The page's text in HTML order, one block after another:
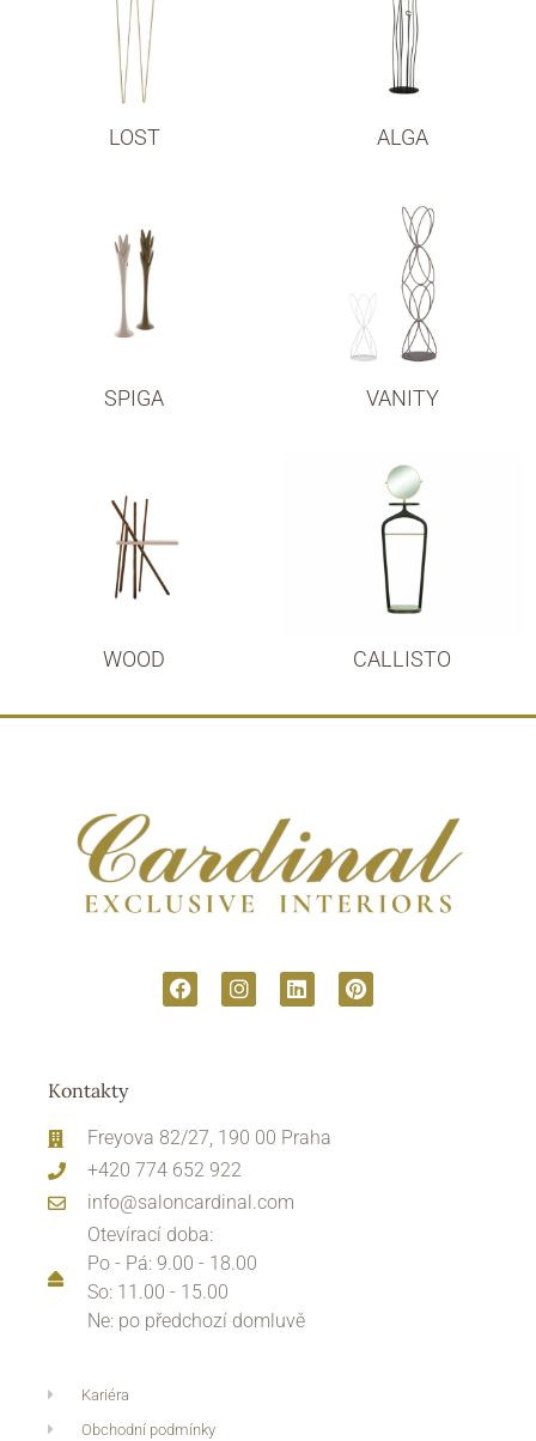
LOST ALGA
SPIGA VANITY
WOOD CALLISTO
Kontakty
Freyova 82/27, 190 00 Praha
+420 774 652 922
info@saloncardinal.com
Otevírací doba:
Po - Pá: 9.00 - 18.00
So: 11.00 - 15.00
Ne: po předchozí domluvě
Kariéra
Obchodní podmínky